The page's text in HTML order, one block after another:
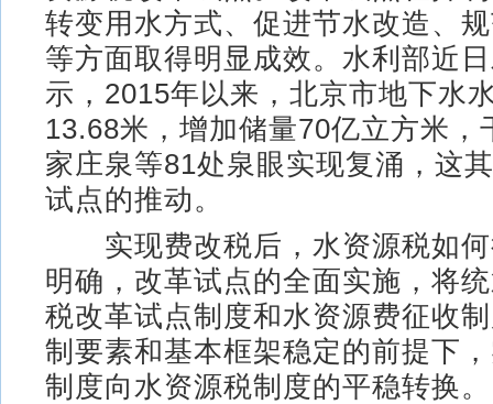
转变用水方式、促进节水改造、
等方面取得明显成效。水利部近
示，2015年以来，北京市地下水
13.68米，增加储量70亿立方米，
家庄泉等81处泉眼实现复涌，这
试点的推动。
实现费改税后，水资源税如何
明确，改革试点的全面实施，将
税改革试点制度和水资源费征收
制要素和基本框架稳定的前提下
制度向水资源税制度的平稳转换。